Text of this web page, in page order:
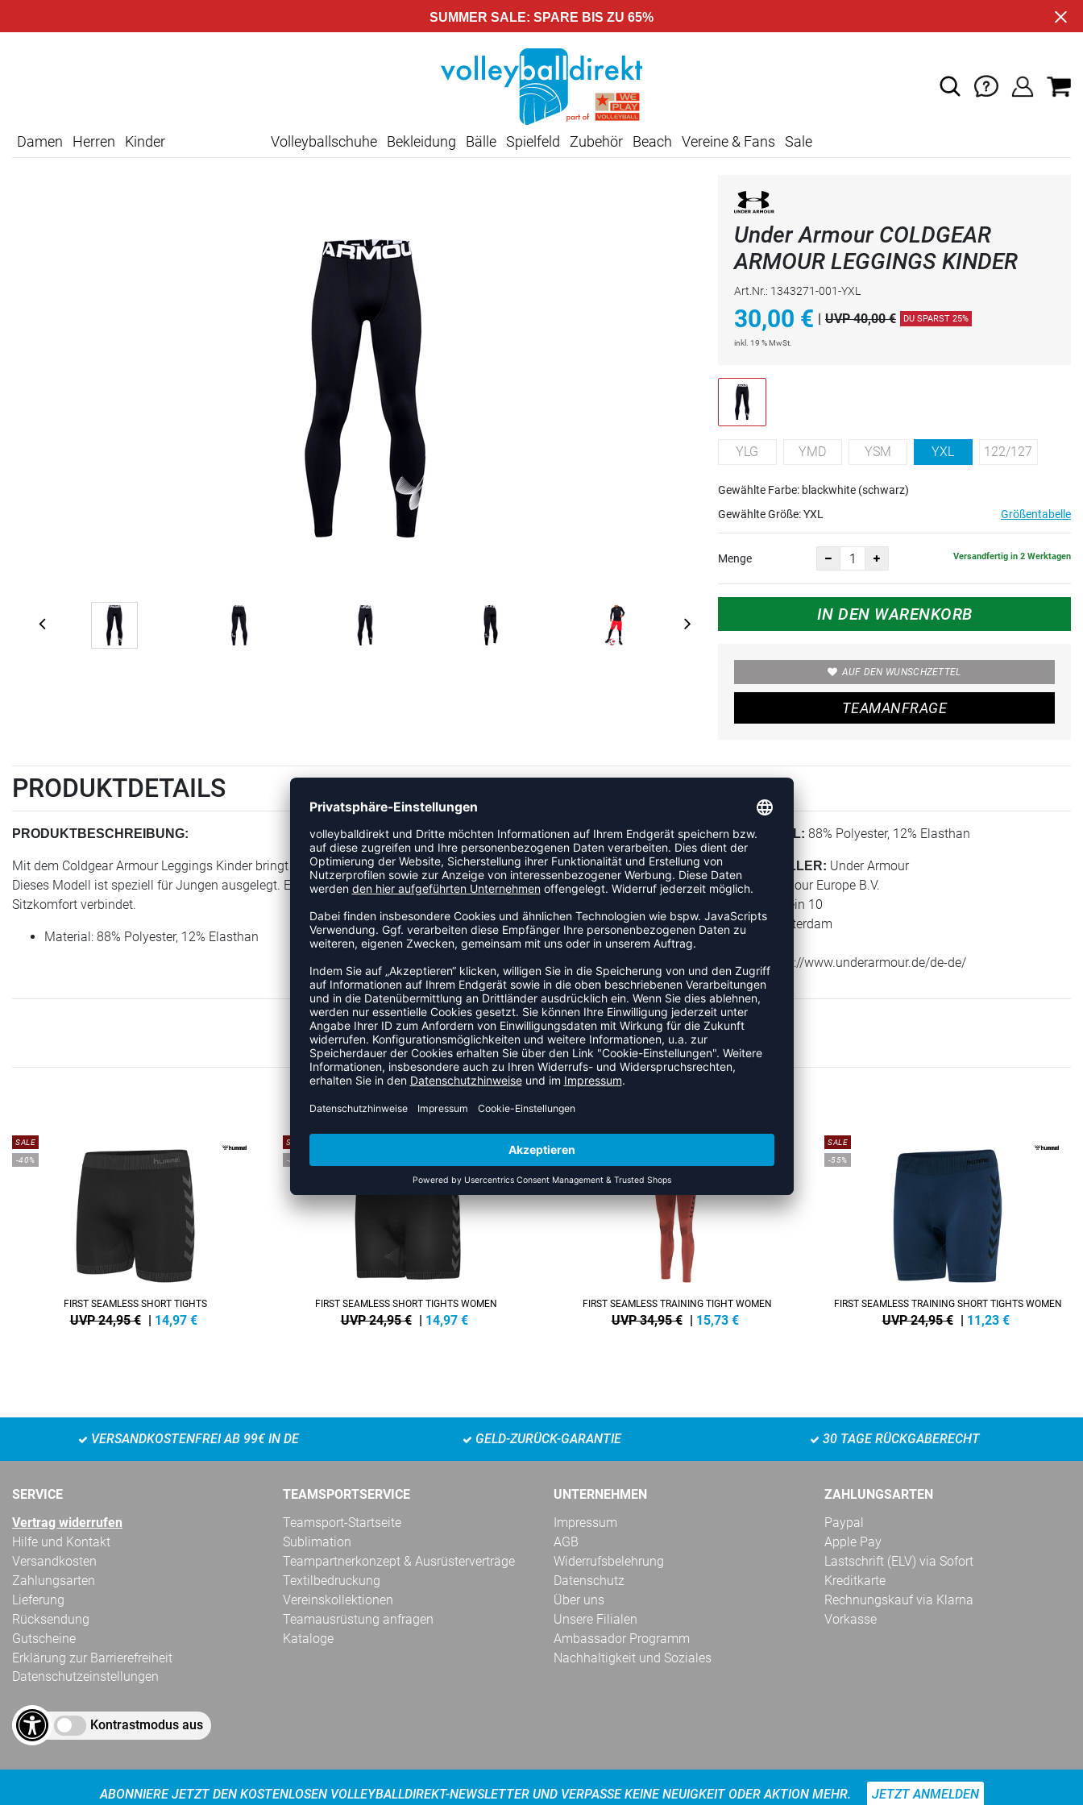
SUMMER SALE: SPARE BIS ZU 65%
Damen Herren Kinder Volleyballschuhe Bekleidung Bälle Spielfeld Zubehör Beach Vereine & Fans Sale
Under Armour COLDGEAR
ARMOUR LEGGINGS KINDER
Art.Nr.: 1343271-001-YXL
30,00 € | UVP 40,00 € DU SPARST 25%
inkl. 19 % MwSt.
YLG YMD YSM YXL 122/127
Gewählte Farbe: blackwhite (schwarz)
Gewählte Größe:YXL Größentabelle
Menge Versandfertig in 2 Werktagen
IN DEN WARENKORB
AUF DEN WUNSCHZETTEL
TEAMANFRAGE
PRODUKTDETAILS
PRODUKTBESCHREIBUNG:
Mit dem Coldgear Armour Leggings Kinder bringt Under Armour einen Artikel der Kategorie Funktionshose an den Start.
Dieses Modell ist speziell für Jungen ausgelegt. Ein zuverlässiger Begleiter für Training und Wettkampf, der Beinfreiheit und
Sitzkomfort verbindet.
Material: 88% Polyester, 12% Elasthan
MATERIAL: 88% Polyester, 12% Elasthan
HERSTELLER: Under Armour
Under Armour Europe B.V.
Stadionplein 10
1076 Amsterdam
Web: https://www.underarmour.de/de-de/
ZULETZT ANGESEHEN
MEHR AUS DER KATEGORIE HOSEN
SALE
-40%
FIRST SEAMLESS SHORT TIGHTS
UVP 24,95 € 14,97 €
SALE
-40%
FIRST SEAMLESS SHORT TIGHTS WOMEN
UVP 24,95 € 14,97 €
FIRST SEAMLESS TRAINING TIGHT WOMEN
UVP 34,95 € 15,73 €
SALE
-55%
FIRST SEAMLESS TRAINING SHORT TIGHTS WOMEN
UVP 24,95 € 11,23 €
VERSANDKOSTENFREI AB 99€ IN DE GELD-ZURÜCK-GARANTIE 30 TAGE RÜCKGABERECHT
SERVICE
Vertrag widerrufen
Hilfe und Kontakt
Versandkosten
Zahlungsarten
Lieferung
Rücksendung
Gutscheine
Erklärung zur Barrierefreiheit
Datenschutzeinstellungen
Kontrastmodus aus
TEAMSPORTSERVICE
Teamsport-Startseite
Sublimation
Teampartnerkonzept & Ausrüsterverträge
Textilbedruckung
Vereinskollektionen
Teamausrüstung anfragen
Kataloge
UNTERNEHMEN
Impressum
AGB
Widerrufsbelehrung
Datenschutz
Über uns
Unsere Filialen
Ambassador Programm
Nachhaltigkeit und Soziales
ZAHLUNGSARTEN
Paypal
Apple Pay
Lastschrift (ELV) via Sofort
Kreditkarte
Rechnungskauf via Klarna
Vorkasse
ABONNIERE JETZT DEN KOSTENLOSEN VOLLEYBALLDIREKT-NEWSLETTER UND VERPASSE KEINE NEUIGKEIT ODER AKTION MEHR. JETZT ANMELDEN